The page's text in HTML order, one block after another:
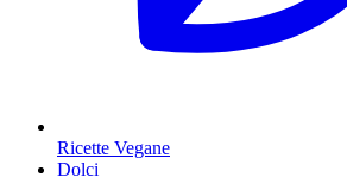
Ricette Vegane
Dolci